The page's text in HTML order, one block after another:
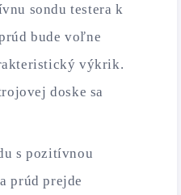
sondu testera k
bude voľne
výkrik.
doske sa
s pozitívnou
prúd prejde